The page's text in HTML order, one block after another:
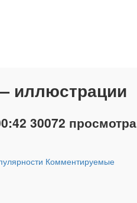
иллюстрации
30072 просмотра
Комментируемые